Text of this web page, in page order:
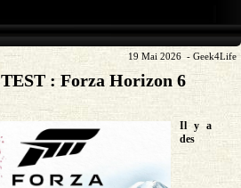
19 Mai 2026 - Geek4Life
TEST : Forza Horizon 6
Il y a
des